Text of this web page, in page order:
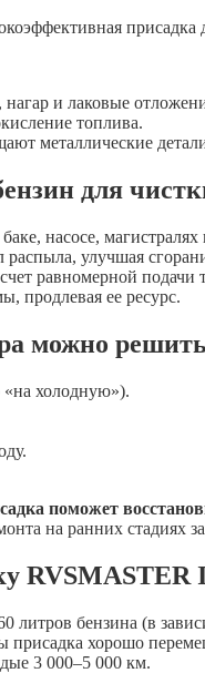
и лаковые
топлива.
металлические
для
насосе,
улучшая
равномерной подачи
продлевая ее ресурс.
можно
«на холодную»).
поможет
на ранних стадиях
RVSMASTER
литров бензина (в
присадка хорошо
3 000–5 000 км.